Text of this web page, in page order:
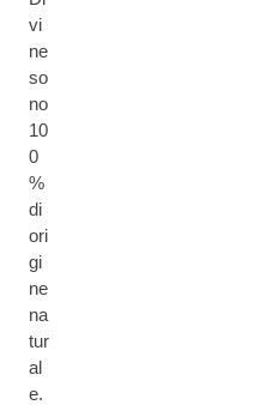
vi
ne
so
no
10
0
%
di
ori
gi
ne
na
tur
al
e.